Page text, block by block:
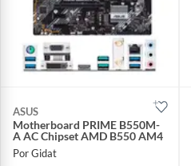
ASUS
Motherboard PRIME B550M-
A AC Chipset AMD B550 AM4
Por Gidat